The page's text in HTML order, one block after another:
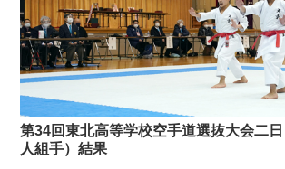
第34回東北高等学校空手道選抜大会二
人組手）結果